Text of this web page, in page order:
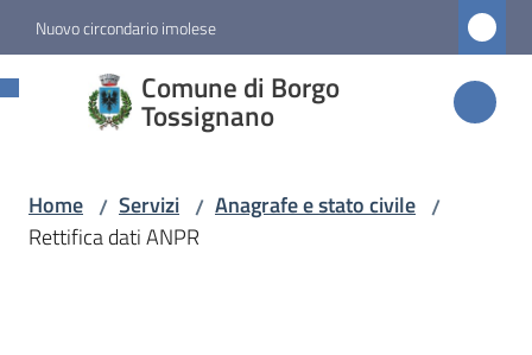
Vai al contenuto
Vai alla navigazione
Vai al footer
Nuovo circondario imolese
Comune di Borgo
Tossignano
Comune di
Borgo
Home / Servizi / Anagrafe e stato civile /
Rettifica dati ANPR